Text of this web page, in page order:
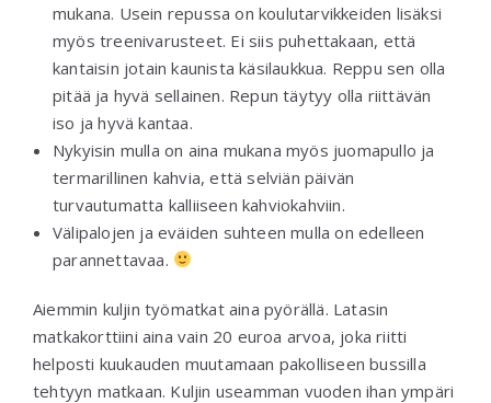
mukana. Usein repussa on koulutarvikkeiden lisäksi
myös treenivarusteet. Ei siis puhettakaan, että
kantaisin jotain kaunista käsilaukkua. Reppu sen olla
pitää ja hyvä sellainen. Repun täytyy olla riittävän
iso ja hyvä kantaa.
Nykyisin mulla on aina mukana myös juomapullo ja
termarillinen kahvia, että selviän päivän
turvautumatta kalliiseen kahviokahviin.
Välipalojen ja eväiden suhteen mulla on edelleen
parannettavaa.
Aiemmin kuljin työmatkat aina pyörällä. Latasin
matkakorttiini aina vain 20 euroa arvoa, joka riitti
helposti kuukauden muutamaan pakolliseen bussilla
tehtyyn matkaan. Kuljin useamman vuoden ihan ympäri